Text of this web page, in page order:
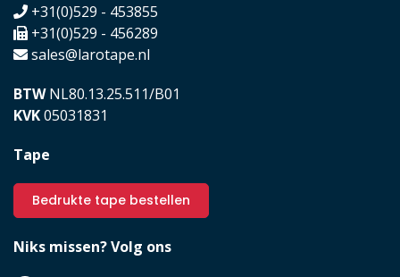
+31(0)529 - 453855
+31(0)529 - 456289
sales@larotape.nl
BTWNL80.13.25.511/B01
KVK05031831
Tape
Bedrukte tape bestellen
Niks missen? Volg ons